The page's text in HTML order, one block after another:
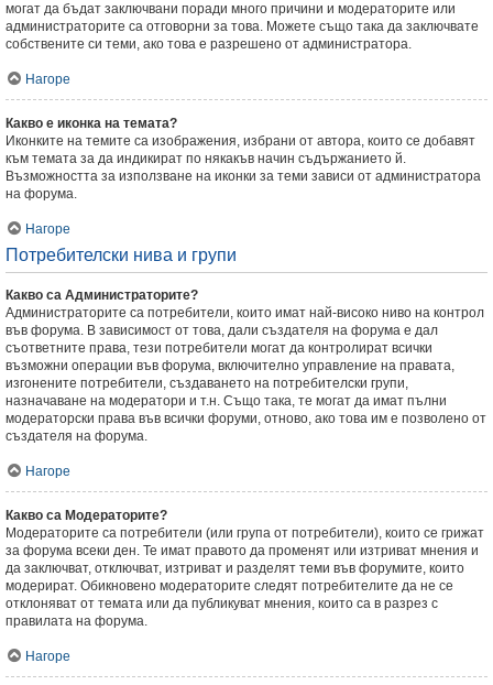
могат да бъдат заключвани поради много причини и модераторите или
администраторите са отговорни за това. Можете също така да заключвате
собствените си теми, ако това е разрешено от администратора.
Нагоре
Какво е иконка на темата?
Иконките на темите са изображения, избрани от автора, които се добавят
към темата за да индикират по някакъв начин съдържанието й.
Възможността за използване на иконки за теми зависи от администратора
на форума.
Нагоре
Потребителски нива и групи
Какво са Администраторите?
Администраторите са потребители, които имат най-високо ниво на контрол
във форума. В зависимост от това, дали създателя на форума е дал
съответните права, тези потребители могат да контролират всички
възможни операции във форума, включително управление на правата,
изгонените потребители, създаването на потребителски групи,
назначаване на модератори и т.н. Също така, те могат да имат пълни
модераторски права във всички форуми, отново, ако това им е позволено от
създателя на форума.
Нагоре
Какво са Модераторите?
Модераторите са потребители (или група от потребители), които се грижат
за форума всеки ден. Те имат правото да променят или изтриват мнения и
да заключват, отключват, изтриват и разделят теми във форумите, които
модерират. Обикновено модераторите следят потребителите да не се
отклоняват от темата или да публикуват мнения, които са в разрез с
правилата на форума.
Нагоре